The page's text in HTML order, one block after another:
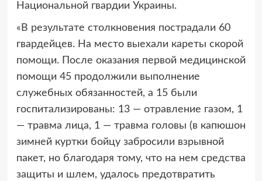
Национальной гвардии Украины.
«В результате столкновения пострадали 60
гвардейцев. На место выехали кареты скорой
помощи. После оказания первой медицинской
помощи 45 продолжили выполнение
служебных обязанностей, а 15 были
госпитализированы: 13 — отравление газом, 1
— травма лица, 1 — травма головы (в капюшон
зимней куртки бойцу забросили взрывной
пакет, но благодаря тому, что на нем средства
защиты и шлем, удалось предотвратить